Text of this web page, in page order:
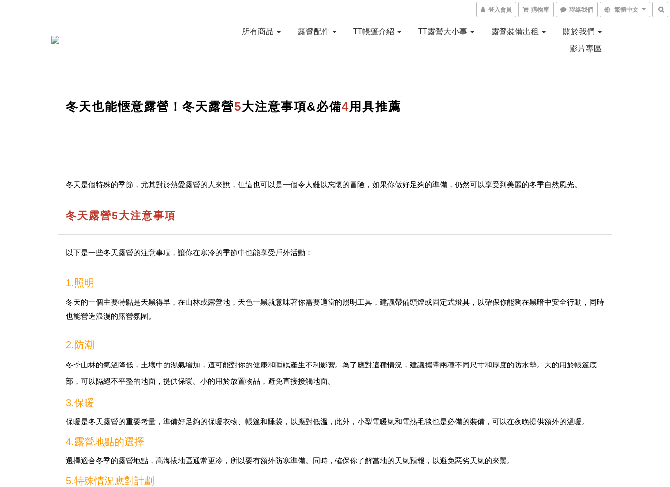
登入會員 購物車 聯絡我們 繁體中文
所有商品 露營配件 TT帳篷介紹 TT露營大小事 露營裝備出租
關於我們
影片專區
冬天也能愜意露營！冬天露營5大注意事項&必備4用具推薦
冬天是個特殊的季節，尤其對於熱愛露營的人來說，但這也可以是一個令人難以忘懷的冒險，如果你做好足夠的準備，仍然可以享受到美麗的冬季自然風光。
冬天露營5大注意事項
以下是一些冬天露營的注意事項，讓你在寒冷的季節中也能享受戶外活動：
1.照明
冬天的一個主要特點是天黑得早，在山林或露營地，天色一黑就意味著你需要適當的照明工具 ， 建議帶備頭燈或固定式燈具，以確保你能夠在黑暗中安全行動，同時
也能營造浪漫的露營氛圍。
2.防潮
冬季山林的氣溫降低，土壤中的濕氣增加 ， 這可能對你的健康和睡眠產生不利影響。為了應對這種情況，建議攜帶兩種不同尺寸和厚度的防水墊。大的用於帳篷底
部，可以隔絕不平整的地面，提供保暖。小的用於放置物品，避免直接接觸地面。
3.保暖
保暖是冬天露營的重要考量 ， 準備好足夠的保暖衣物、帳篷和睡袋，以應對低溫 ， 此外，小型電暖氣和電熱毛毯也是必備的裝備，可以在夜晚提供額外的溫暖。
4.露營地點的選擇
選擇適合冬季的露營地點，高海拔地區通常更冷，所以要有額外防寒準備。同時，確保你了解當地的天氣預報，以避免惡劣天氣的來襲。
5.特殊情況應對計劃